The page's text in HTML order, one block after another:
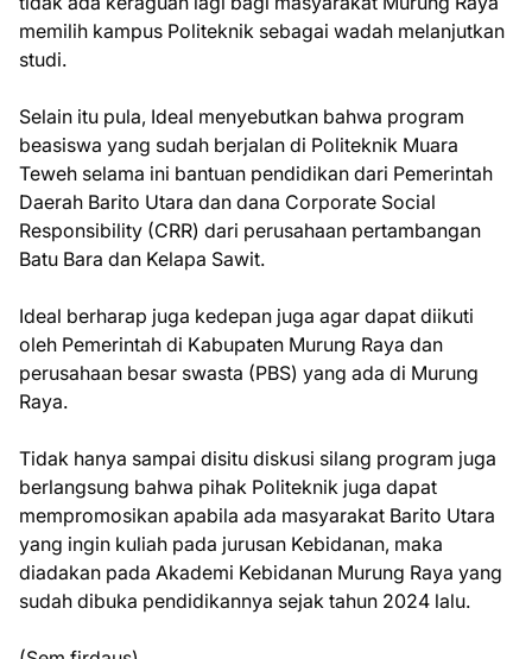
memilih kampus Politeknik sebagai wadah melanjutkan
studi.
Selain itu pula, Ideal menyebutkan bahwa program
beasiswa yang sudah berjalan di Politeknik Muara
Teweh selama ini bantuan pendidikan dari Pemerintah
Daerah Barito Utara dan dana Corporate Social
Responsibility (CRR) dari perusahaan pertambangan
Batu Bara dan Kelapa Sawit.
Ideal berharap juga kedepan juga agar dapat diikuti
oleh Pemerintah di Kabupaten Murung Raya dan
perusahaan besar swasta (PBS) yang ada di Murung
Raya.
Tidak hanya sampai disitu diskusi silang program juga
berlangsung bahwa pihak Politeknik juga dapat
mempromosikan apabila ada masyarakat Barito Utara
yang ingin kuliah pada jurusan Kebidanan, maka
diadakan pada Akademi Kebidanan Murung Raya yang
sudah dibuka pendidikannya sejak tahun 2024 lalu.